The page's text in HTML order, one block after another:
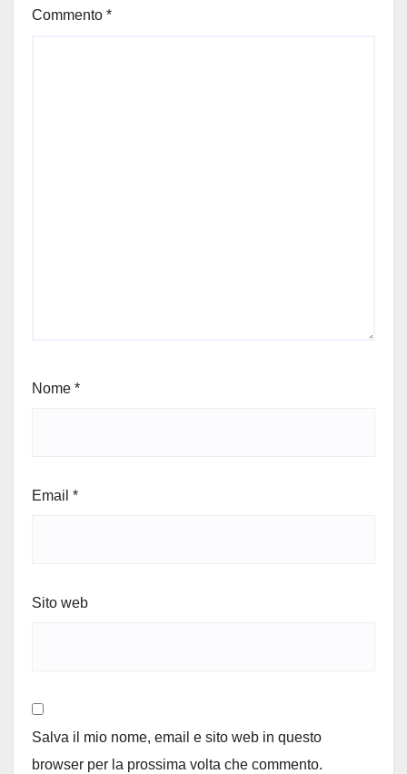
Commento *
Nome *
Email *
Sito web
Salva il mio nome, email e sito web in questo
browser per la prossima volta che commento.